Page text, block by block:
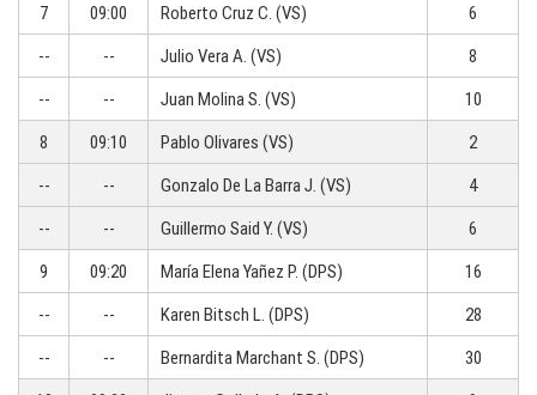
7
09:00 Roberto Cruz C. (VS)
6
--
-- Julio Vera A. (VS)
8
--
-- Juan Molina S. (VS)
10
8
09:10 Pablo Olivares (VS)
2
--
-- Gonzalo De La Barra J. (VS)
4
--
-- Guillermo Said Y. (VS)
6
9
09:20 María Elena Yañez P. (DPS)
16
--
-- Karen Bitsch L. (DPS)
28
--
-- Bernardita Marchant S. (DPS)
30